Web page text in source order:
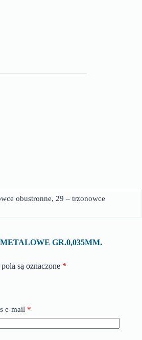
obustronne, 29 – trzonowce
GR.0,035MM.
są oznaczone *
e-mail *